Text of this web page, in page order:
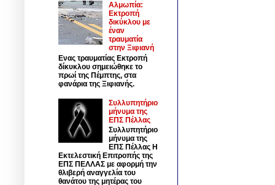
Αλμωπία:
Εκτροπή
δικύκλου με
έναν
τραυματία
στην Ξιφιανή
Ενας τραυματίας Εκτροπή
δίκυκλου σημειώθηκε το
πρωί της Πέμπτης, στα
φανάρια της Ξιφιανής.
Συλλυπητήριο
μήνυμα της
ΕΠΣ Πέλλας
Συλλυπητήριο
μήνυμα της
ΕΠΣ Πέλλας Η
Εκτελεστική Επιτροπής της
ΕΠΣ ΠΕΛΛΑΣ με αφορμή την
θλιβερή αναγγελία του
θανάτου της μητέρας του